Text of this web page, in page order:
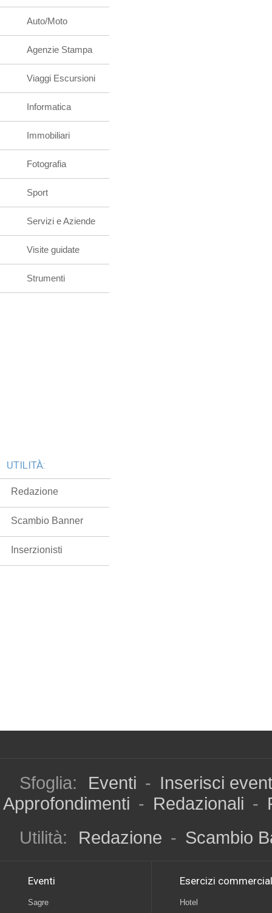
Auto/Moto
Agenzie Stampa
Viaggi Escursioni
Informatica
Immobiliari
Fotografia
Sport
Servizi e Aziende
Visite guidate
Strumenti
UTILITÀ:
Redazione
Scambio Banner
Inserzionisti
Sfoglia: Eventi - Inserisci
Approfondimenti - Redazionali -
Utilità:
Redazione - Scambio
Eventi
Sagre
Esercizi
Hotel